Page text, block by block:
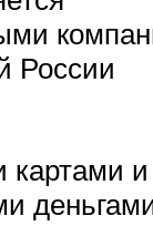
России
картами и